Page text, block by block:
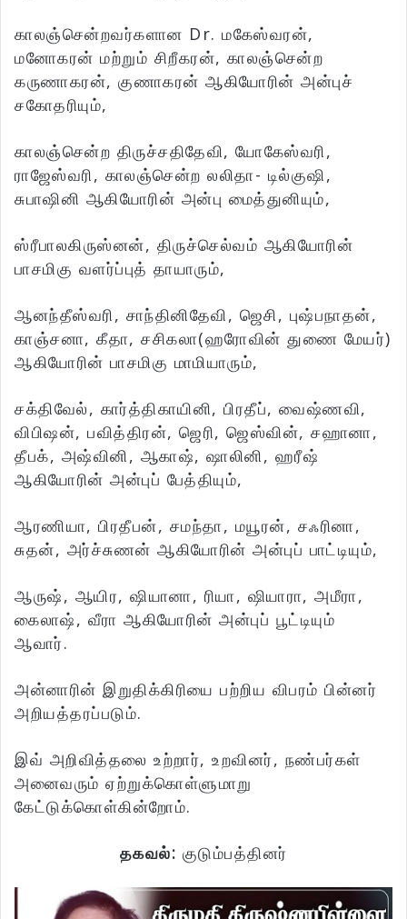
காலஞ்சென்றவர்களான Dr. மகேஸ்வரன்,
மனோகரன் மற்றும் சிறீகரன், காலஞ்சென்ற
கருணாகரன், குணாகரன் ஆகியோரின் அன்புச்
சகோதரியும்,
காலஞ்சென்ற திருச்சதிதேவி, யோகேஸ்வரி,
ராஜேஸ்வரி, காலஞ்சென்ற லலிதா- டில்குஷி,
சுபாஷினி ஆகியோரின் அன்பு மைத்துனியும்,
ஸ்ரீபாலகிருஸ்னன், திருச்செல்வம் ஆகியோரின்
பாசமிகு வளர்ப்புத் தாயாரும்,
ஆனந்தீஸ்வரி, சாந்தினிதேவி, ஜெசி, புஷ்பநாதன்,
காஞ்சனா, கீதா, சசிகலா(ஹரோவின் துணை மேயர்)
ஆகியோரின் பாசமிகு மாமியாரும்,
சக்திவேல், கார்த்திகாயினி, பிரதீப், வைஷ்ணவி,
விபிஷன், பவித்திரன், ஜெரி, ஜெஸ்வின், சஹானா,
தீபக், அஷ்வினி, ஆகாஷ், ஷாலினி, ஹரீஷ்
ஆகியோரின் அன்புப் பேத்தியும்,
ஆரணியா, பிரதீபன், சமந்தா, மயூரன், சஃரினா,
சுதன், அர்ச்சுணன் ஆகியோரின் அன்புப் பாட்டியும்,
ஆருஷ், ஆயிர, ஷியானா, ரியா, ஷியாரா, அமீரா,
கைலாஷ், வீரா ஆகியோரின் அன்புப் பூட்டியும்
ஆவார்.
அன்னாரின் இறுதிக்கிரியை பற்றிய விபரம் பின்னர்
அறியத்தரப்படும்.
இவ் அறிவித்தலை உற்றார், உறவினர், நண்பர்கள்
அனைவரும் ஏற்றுக்கொள்ளுமாறு
கேட்டுக்கொள்கின்றோம்.
தகவல்: குடும்பத்தினர்